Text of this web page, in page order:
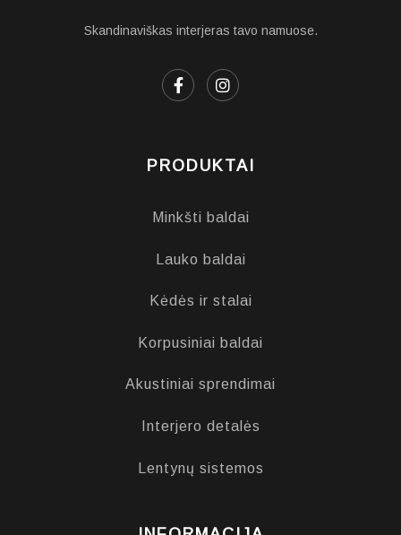
Skandinaviškas interjeras tavo namuose.
PRODUKTAI
Minkšti baldai
Lauko baldai
Kėdės ir stalai
Korpusiniai baldai
Akustiniai sprendimai
Interjero detalės
Lentynų sistemos